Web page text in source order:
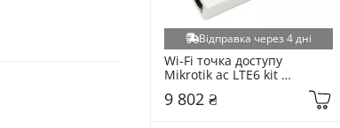
Відправка через 4 дні
Wi-Fi точка доступу
Mikrotik ac LTE6 kit
5HacD2HnD&R11e-LTE6)
9 802 ₴